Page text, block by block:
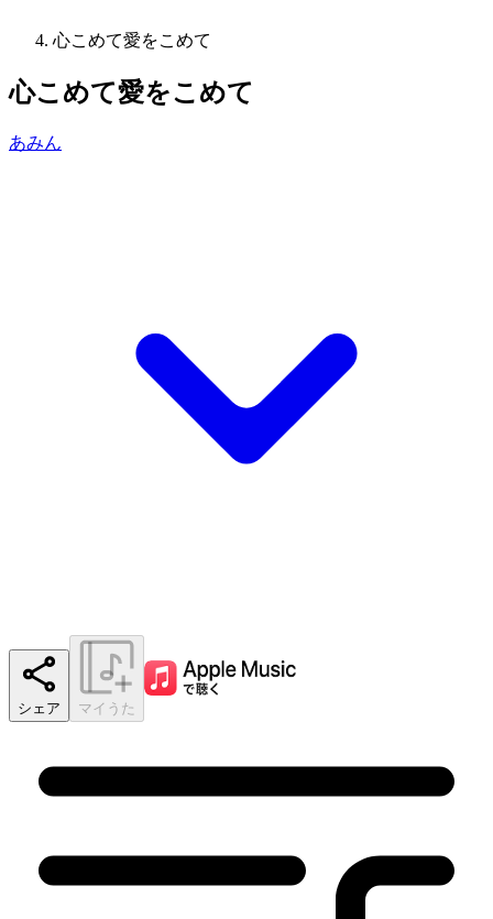
心こめて愛をこめて
心こめて愛をこめて
あみん
シェア マイうた